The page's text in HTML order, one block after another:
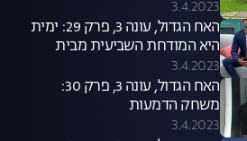
להדחה!
3.4.2023
האח הגדול, עונה 3, פרק 29: ימית
היא המודחת השביעית מבית
"האח הגדול"
3.4.2023
האח הגדול, עונה 3, פרק 30:
משחק הדמעות
3.4.2023